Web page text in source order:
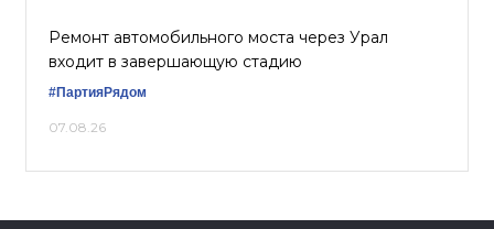
Ремонт автомобильного моста через Урал
входит в завершающую стадию
#ПартияРядом
07.08.26